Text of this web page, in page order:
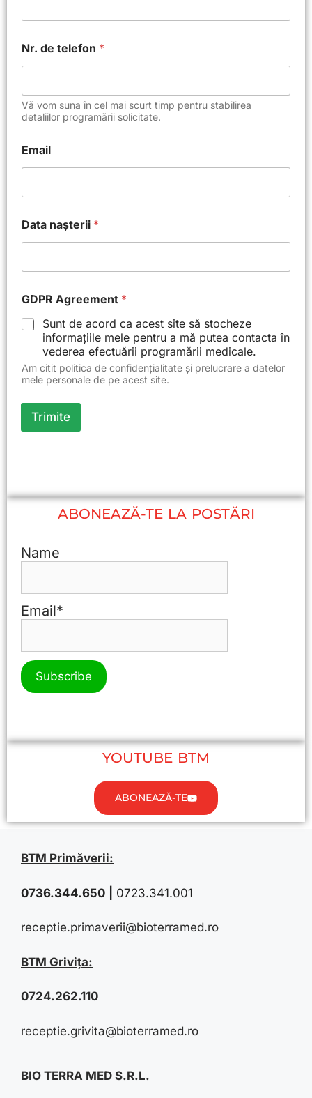
Nr. de telefon *
Vă vom suna în cel mai scurt timp pentru stabilirea
detaliilor programării solicitate.
Email
Data nașterii *
a
ș
t
i
i
r
p
m
GDPR Agreement *
Sunt de acord ca acest site să stocheze
informațiile mele pentru a mă putea contacta în
vederea efectuării programării medicale.
Am citit politica de confidențialitate și prelucrare a datelor
mele personale de pe acest site.
Trimite
ABONEAZĂ-TE LA POSTĂRI
Name
Email*
YOUTUBE BTM
ABONEAZĂ-TE
BTM Primăverii:
0736.344.650 0723.341.001
receptie.primaverii@bioterramed.ro
BTM Grivița:
0724.262.110
receptie.grivita@bioterramed.ro
BIO TERRA MED S.R.L.